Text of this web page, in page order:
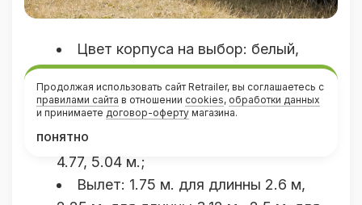
Цвет корпуса на выбор: белый,
серебро, антрацит;
Цвет и рисунок полотна на выбор:
серый горизонт, синий горизонт;
Длина на выбор: 2.6, 3.12, 3.69, 4.04,
4.77, 5.04 м.;
Вылет: 1.75 м. для длинны 2.6 м,
Продолжая использовать сайт Retrailer, вы соглашаетесь с
правилами сайта в отношении cookies, обработки данных
и принимаете договор-оферту магазина.
ПОНЯТНО